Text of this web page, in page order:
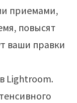
приемами,
повысят
ваши правки
Lightroom.